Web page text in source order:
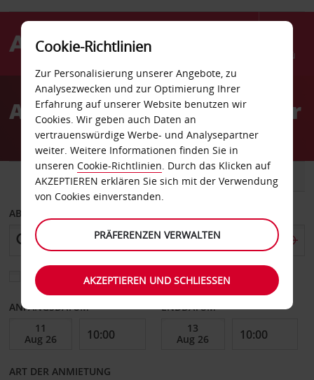
Menü
AvisAutovermietung Kitchener
FAHRZEUG TRANSPORTER
ABHOLEN VON
Eine andere Rückgabestation auswählen
ANFANGSDATUM ENDDATUM
ART DER ANMIETUNG
Cookie-Richtlinien
Zur Personalisierung unserer Angebote, zu
Analysezwecken und zur Optimierung Ihrer
Erfahrung auf unserer Website benutzen wir
Cookies. Wir geben auch Daten an
vertrauenswürdige Werbe- und Analysepartner
weiter. Weitere Informationen finden Sie in
unseren Cookie-Richtlinien. Durch das Klicken auf
AKZEPTIEREN erklären Sie sich mit der Verwendung
von Cookies einverstanden.
PRÄFERENZEN VERWALTEN
AKZEPTIEREN UND SCHLIESSEN